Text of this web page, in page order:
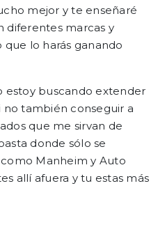
mejor y te enseñaré
diferentes marcas y
lo harás ganando
estoy buscando extender
no también conseguir a
que me sirvan de
donde sólo se
Manheim y Auto
allí afuera y tu estas más